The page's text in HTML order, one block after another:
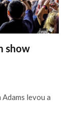
show
levou a